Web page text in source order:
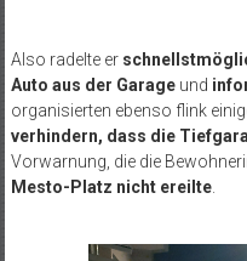
Also radelte er
Auto aus der Garageund
organisierten ebenso flink
verhindern, dass die
Vorwarnung, die die
Mesto-Platz nicht ereilte.